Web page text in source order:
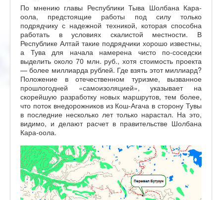
По мнению главы Республики Тыва Шолбана Кара-
оола, предстоящие работы под силу только
подрядчику с надежной техникой, которая способна
работать в условиях скалистой местности. В
Республике Алтай такие подрядчики хорошо известны,
а Тува для начала намерена чисто по-соседски
выделить около 70 млн. руб., хотя стоимость проекта
— более миллиарда рублей. Где взять этот миллиард?
Положение в отечественном туризме, вызванное
прошлогодней «самоизоляцией», указывает на
скорейшую разработку новых маршрутов, тем более,
что поток внедорожников из Кош-Агача в сторону Тувы
в последние несколько лет только нарастал. На это,
видимо, и делают расчет в правительстве Шолбана
Кара-оола.